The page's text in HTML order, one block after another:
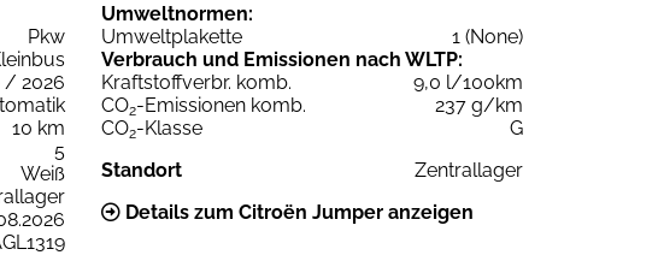
Pkw
/ 2026
10 km
5
Weiß
Umweltnormen:
Umweltplakette
1 (None)
Verbrauch und Emissionen nach WLTP:
Kraftstoffverbr. komb.
9,0 l/100km
CO2-Emissionen komb.
237 g/km
CO2-Klasse
G
Standort
Zentrallager
Details zum Citroën Jumper anzeigen